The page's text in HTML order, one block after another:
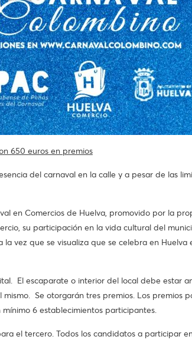
650 euros en premios
del carnaval en la calle y a pesar de las
en Comercios de Huelva, promovido por la
su participación en la vida cultural del
vez que se visualiza que se celebra en Huelva
El escaparate o interior del local debe estar
Se otorgarán tres premios. Los premios
6 establecimientos participantes.
el tercero. Todos los candidatos a participar